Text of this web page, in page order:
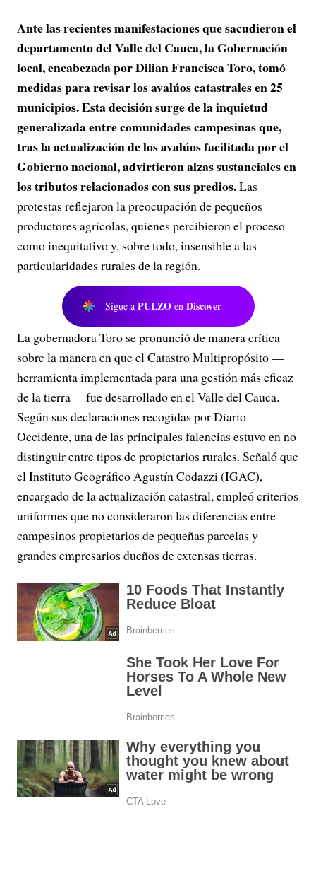
Ante las recientes manifestaciones que sacudieron el
departamento del Valle del Cauca, la Gobernación
local, encabezada por Dilian Francisca Toro, tomó
medidas para revisar los avalúos catastrales en 25
municipios. Esta decisión surge de la inquietud
generalizada entre comunidades campesinas que,
tras la actualización de los avalúos facilitada por el
Gobierno nacional, advirtieron alzas sustanciales en
los tributos relacionados con sus predios.Las
protestas reflejaron la preocupación de pequeños
productores agrícolas, quienes percibieron el proceso
como inequitativo y, sobre todo, insensible a las
particularidades rurales de la región.
Sigue a PULZO en Discover
La gobernadora Toro se pronunció de manera crítica
sobre la manera en que el Catastro Multipropósito —
herramienta implementada para una gestión más eficaz
de la tierra— fue desarrollado en el Valle del Cauca.
Según sus declaraciones recogidas por Diario
Occidente, una de las principales falencias estuvo en no
distinguir entre tipos de propietarios rurales. Señaló que
el Instituto Geográfico Agustín Codazzi (IGAC),
encargado de la actualización catastral, empleó criterios
uniformes que no consideraron las diferencias entre
campesinos propietarios de pequeñas parcelas y
grandes empresarios dueños de extensas tierras.